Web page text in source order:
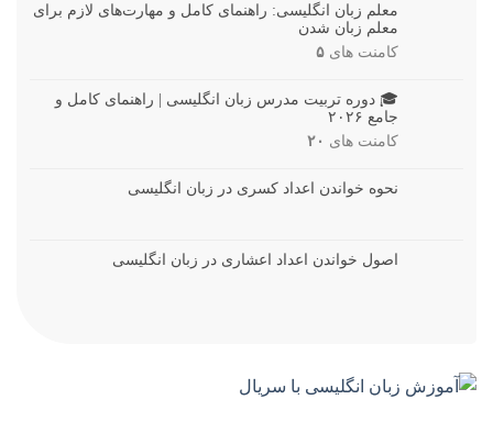
معلم زبان انگلیسی: راهنمای کامل و مهارت‌های لازم برای
معلم زبان شدن
کامنت های ۵
🎓 دوره تربیت مدرس زبان انگلیسی | راهنمای کامل و
جامع ۲۰۲۶
کامنت های ۲۰
نحوه خواندن اعداد کسری در زبان انگلیسی
اصول خواندن اعداد اعشاری در زبان انگلیسی